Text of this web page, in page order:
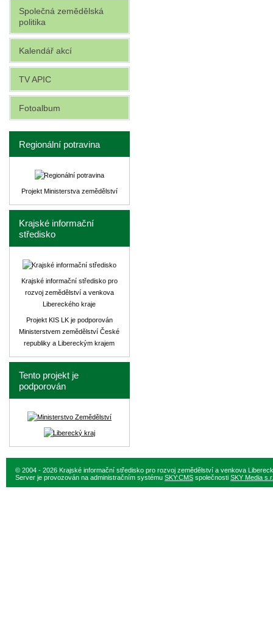
Společná zemědělská
politika
Kalendář akcí
TV APIC
Fotoalbum
Regionální potravina
Projekt Ministerstva zemědělství
Krajské informační
středisko
Krajské informační středisko pro
rozvoj zemědělství a venkova
Libereckého kraje
Projekt KIS LK je podporován
Ministerstvem zemědělství České
republiky a Libereckým krajem
Tento projekt je
podporován
© 2004 - 2026 Krajské informační středisko pro rozvoj zemědělství a venkova
Server je provozován na administračním systému SKY:CMS společnosti SKY Media